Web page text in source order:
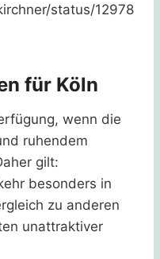
status/12978
für Köln
wenn die
ruhendem
gilt:
besonders in
zu anderen
unattraktiver